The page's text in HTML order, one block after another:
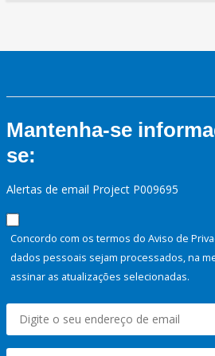
Mantenha-se
se:
Alertas de email Project P009695
Concordo com os termos do Aviso de
dados pessoais sejam processados, na
assinar as atualizações selecionadas.